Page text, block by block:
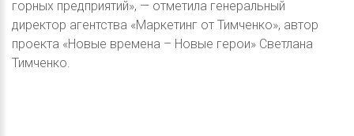
горных предприятий», — отметила генеральный
директор агентства «Маркетинг от Тимченко», автор
проекта «Новые времена – Новые герои» Светлана
Тимченко.